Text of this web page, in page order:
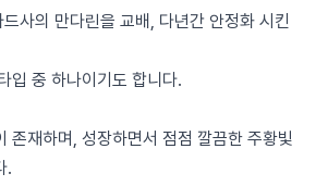
사의 만다린을 교배, 다년간 안정화 시킨
입 중 하나이기도 합니다.
존재하며, 성장하면서 점점 깔끔한 주황빛
.